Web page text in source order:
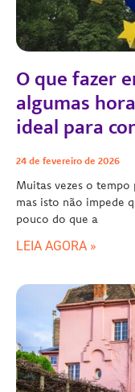
O que fazer
algumas
ideal para
24 de fevereiro de 2026
Muitas vezes o tempo
mas isto não impede
pouco do que a
LEIA AGORA »